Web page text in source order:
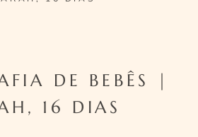
DE BEBÊS |
16 DIAS